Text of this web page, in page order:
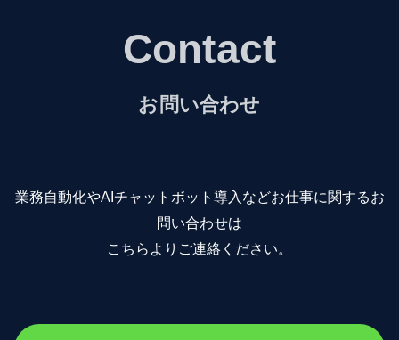
Contact
お問い合わせ
業務自動化やAIチャットボット導入などお仕事に関するお
問い合わせは
こちらよりご連絡ください。